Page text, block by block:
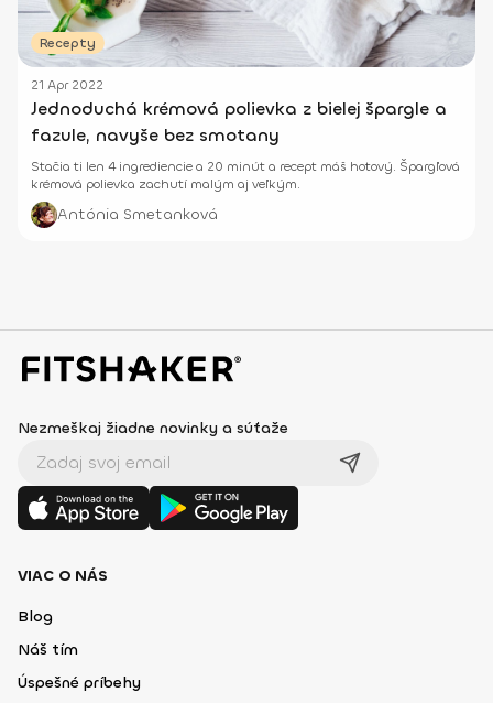
Recepty
21 Apr 2022
Jednoduchá krémová polievka z bielej špargle a
fazule, navyše bez smotany
Stačia ti len 4 ingrediencie a 20 minút a recept máš hotový. Špargľová
krémová polievka zachutí malým aj veľkým.
Antónia Smetanková
Nezmeškaj žiadne novinky a súťaže
VIAC O NÁS
Blog
Náš tím
Úspešné príbehy